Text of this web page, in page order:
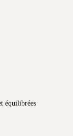
équilibrées